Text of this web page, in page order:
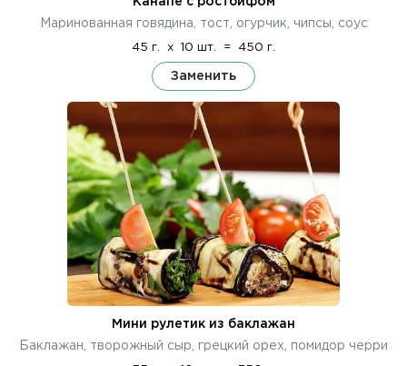
Маринованная говядина, тост, огурчик, чипсы, соус
45 г. x 10 шт. = 450 г.
Заменить
Мини рулетик из баклажан
Баклажан, творожный сыр, грецкий орех, помидор черри